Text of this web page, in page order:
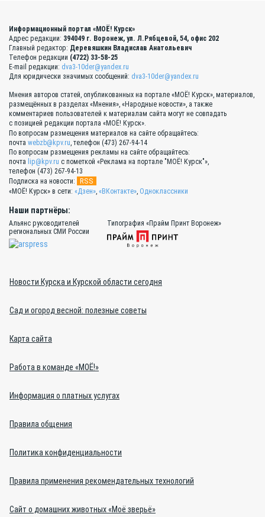
Информационный портал «МОЁ! Курск»
Адрес редакции: 394049 г. Воронеж, ул. Л.Рябцевой, 54, офис 202
Главный редактор: Деревяшкин Владислав Анатольевич
Телефон редакции (4722) 33-58-25
E-mail редакции: dva3-10der@yandex.ru
Для юридически значимых сообщений: dva3-10der@yandex.ru
Мнения авторов статей, опубликованных на портале «МОЁ! Курск», материалов,
размещённых в разделах «Мнения», «Народные новости», а также
комментариев пользователей к материалам сайта могут не совпадать
с позицией редакции портала «МОЁ! Курск».
По вопросам размещения материалов на сайте обращайтесь:
почта webzb@kpv.ru, телефон (473) 267-94-14
По вопросам размещения рекламы на сайте обращайтесь:
почта lip@kpv.ru с пометкой «Реклама на портале "МОЁ! Курск"»,
телефон (473) 267-94-13
Подписка на новости:
RSS
«МОЁ! Курск» в сети: «Дзен», «ВКонтакте», Одноклассники
Наши партнёры:
Альянс руководителей
региональных СМИ России
Типография «Прайм Принт Воронеж»
Новости Курска и Курской области сегодня
Сад и огород весной: полезные советы
Карта сайта
Работа в команде «МОЁ!»
Информация о платных услугах
Правила общения
Политика конфиденциальности
Правила применения рекомендательных технологий
Сайт о домашних животных «Моё зверьё»